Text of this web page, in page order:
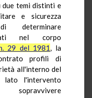
due temi distinti e
e sicurezza
determinare
nel corpo
29 del 1981, la
profili di
all'interno del
l'intervento
sopravvivere